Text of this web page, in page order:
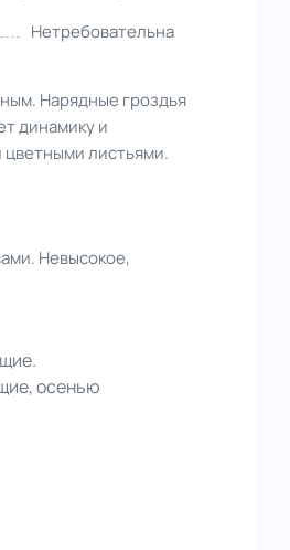
Нетребовательна
Нарядные гроздья
динамику и
цветными листьями.
Невысокое,
осенью